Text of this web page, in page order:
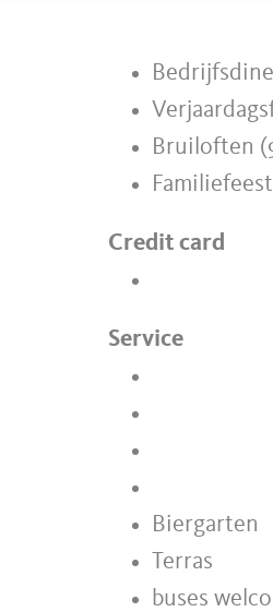
Bruiloften
Credit card
Service
Biergarten
Terras
buses